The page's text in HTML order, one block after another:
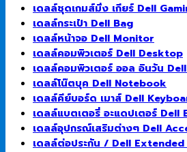
เดลล์ชุดเกมส์มิ่ง เกียร์ Dell
เดลล์กระเป๋า Dell Bag
เดลล์หน้าจอ Dell Monitor
เดลล์คอมพิวเตอร์ Dell Desktop
เดลล์คอมพิวเตอร์ ออล อินวัน
เดลล์โน๊ตบุค Dell Notebook
เดลล์คีย์บอร์ด เมาส์ Dell
เดลล์แบตเตอรี่ อะแดปเตอร์
เดลล์อุปกรณ์เสริมต่างๆ Dell
เดลล์ต่อประกัน / Dell